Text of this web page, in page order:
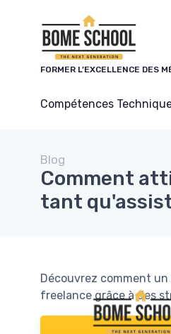
FORMER L’EXCELLENCE DES
Compétences
Blog
Comment
tant
Découvrez comment
freelance grâce à des